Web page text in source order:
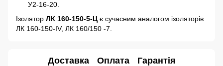
У2-16-20.
Ізолятор ЛК 160-150-5-Ц є сучасним аналогом ізоляторів
ЛК 160-150-IV, ЛК 160/150 -7.
Доставка Оплата Гарантія